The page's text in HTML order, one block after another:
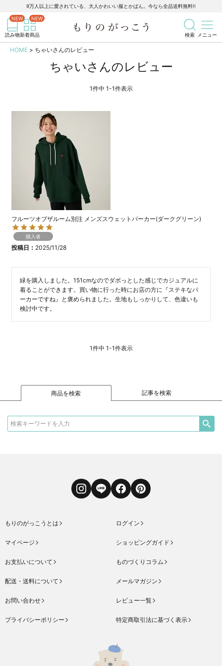
9万人以上に愛されている、大人かわいい服とかばん。今なら全品送料無料!!
読み物新着商品 検索 メニュー
商品を検索 記事を検索
HOME ちゃいさんのレビュー
ちゃいさんのレビュー
1件中 1-1件表示
フルーツオブザルーム別注 メンズスウェットパーカー(ダークグリーン)
購入者
投稿日 2025/11/28
緑を購入しました。151cmなのでダボっとした感じでカジュアルに
着ることができます。買い物に行った時にお店の方に『ステキなパ
ーカーですね』と褒められました。生地もしっかりして、色違いも
検討中です。
1件中 1-1件表示
商品を検索 記事を検索
InstagramLINE FacebookPinterest
もりのがっこうとは ログイン
マイページ ショッピングガイド
お支払いについて ものづくりコラム
配送・送料について メールマガジン
お問い合わせ レビュー一覧
プライバシーポリシー 特定商取引法に基づく表示